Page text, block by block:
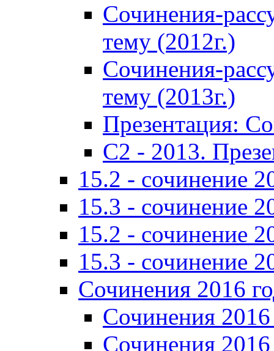
Сочинения-
тему (2012г.)
Сочинения-
тему (2013г.)
Презентация:
C2 - 2013.
15.2 - сочинение
15.3 - сочинение
15.2 - сочинение
15.3 - сочинение
Сочинения 2016
Сочинения
Сочинения